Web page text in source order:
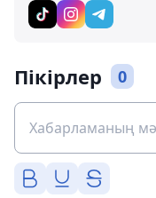
Пікірлер 0